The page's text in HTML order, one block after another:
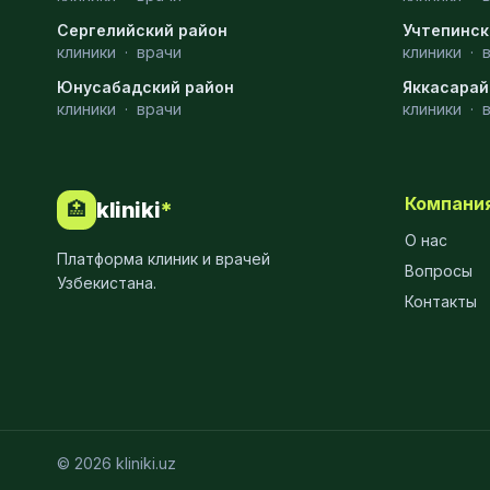
Сергелийский район
клиники · врачи
клиники ·
Юнусабадский район
клиники · врачи
клиники ·
🏥 kliniki*
Платформа клиник и врачей
Узбекистана.
О нас
Вопросы
Контакты
© 2026 kliniki.uz